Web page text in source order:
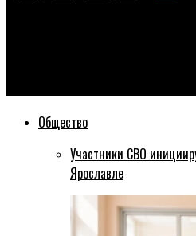
Общество
Участники СВО
Ярославле